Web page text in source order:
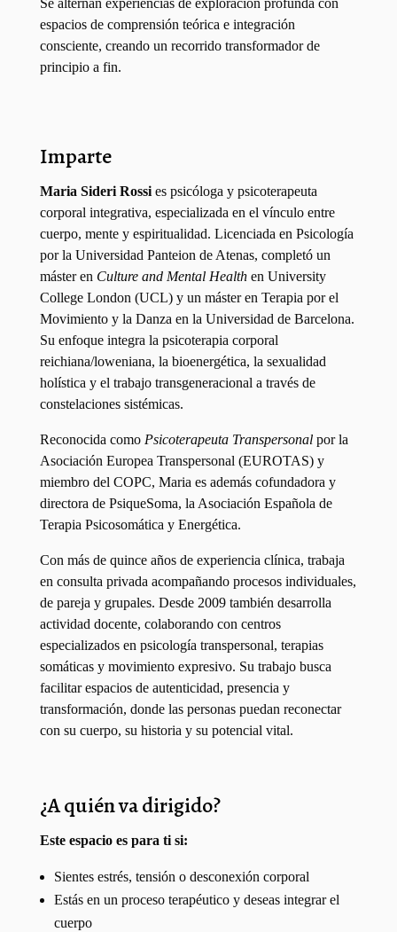
Se alternan experiencias de exploración profunda con
espacios de comprensión teórica e integración
consciente, creando un recorrido transformador de
principio a fin.
Imparte
Maria Sideri Rossi es psicóloga y psicoterapeuta
corporal integrativa, especializada en el vínculo entre
cuerpo, mente y espiritualidad. Licenciada en Psicología
por la Universidad Panteion de Atenas, completó un
máster en Culture and Mental Healthen University
College London (UCL) y un máster en Terapia por el
Movimiento y la Danza en la Universidad de Barcelona.
Su enfoque integra la psicoterapia corporal
reichiana/loweniana, la bioenergética, la sexualidad
holística y el trabajo transgeneracional a través de
constelaciones sistémicas.
Reconocida como Psicoterapeuta Transpersonalpor la
Asociación Europea Transpersonal (EUROTAS) y
miembro del COPC, Maria es además cofundadora y
directora de PsiqueSoma, la Asociación Española de
Terapia Psicosomática y Energética.
Con más de quince años de experiencia clínica, trabaja
en consulta privada acompañando procesos individuales,
de pareja y grupales. Desde 2009 también desarrolla
actividad docente, colaborando con centros
especializados en psicología transpersonal, terapias
somáticas y movimiento expresivo. Su trabajo busca
facilitar espacios de autenticidad, presencia y
transformación, donde las personas puedan reconectar
con su cuerpo, su historia y su potencial vital.
¿A quién va dirigido?
Este espacio es para ti si:
Sientes estrés, tensión o desconexión corporal
Estás en un proceso terapéutico y deseas integrar el
cuerpo